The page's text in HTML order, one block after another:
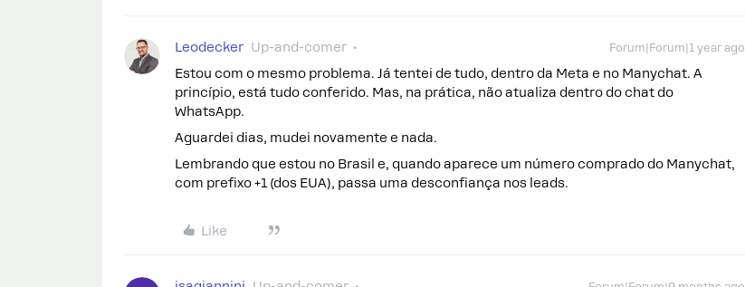
Leodecker Up-and-comer Forum|Forum|1 year ago
Estou com o mesmo problema. Já tentei de tudo, dentro da Meta e no Manychat. A
princípio, está tudo conferido. Mas, na prática, não atualiza dentro do chat do
WhatsApp.
Aguardei dias, mudei novamente e nada.
Lembrando que estou no Brasil e, quando aparece um número comprado do Manychat,
com prefixo +1 (dos EUA), passa uma desconfiança nos leads.
Like